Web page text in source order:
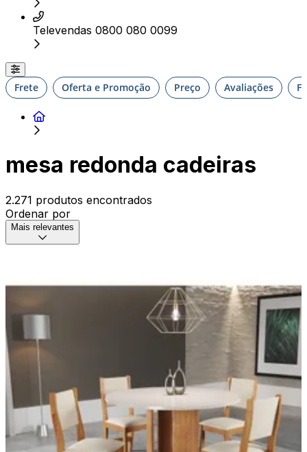
Televendas 0800 080 0099
Frete Oferta e Promoção Preço Avaliações
mesa redonda cadeiras
2.271 produtos encontrados
Ordenar por
Mais relevantes